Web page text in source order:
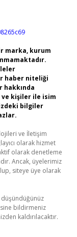
marka, kurum
haber niteliği
hakkında
ve kişiler ile isim
bilgiler
ve İletişim
olarak hizmet
olarak denetleme
Ancak, üyelerimiz
siteye üye olarak
düşündüğünüz
bildirmeniz
kaldırılacaktır.